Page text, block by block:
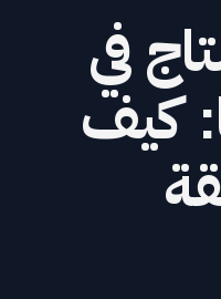
المدونة
المتجر
في
كيف